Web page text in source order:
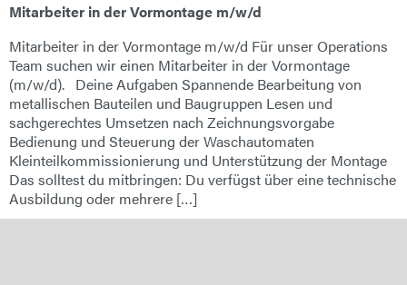
Nachricht senden
Mitarbeiter in der Vormontage m/w/d
Mitarbeiter in der Vormontage m/w/d Für unser Operations
Team suchen wir einen Mitarbeiter in der Vormontage
(m/w/d). Deine Aufgaben Spannende Bearbeitung von
metallischen Bauteilen und Baugruppen Lesen und
sachgerechtes Umsetzen nach Zeichnungsvorgabe
Bedienung und Steuerung der Waschautomaten
Kleinteilkommissionierung und Unterstützung der Montage
Das solltest du mitbringen: Du verfügst über eine technische
Ausbildung oder mehrere […]